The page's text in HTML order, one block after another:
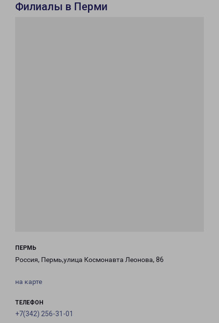
Филиалы в Перми
ПЕРМЬ
Россия, Пермь,улица Космонавта Леонова, 86
на карте
ТЕЛЕФОН
+7(342) 256-31-01